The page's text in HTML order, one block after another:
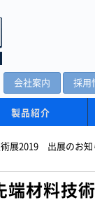
会社案内 採用
製品紹介
術展2019 出展のお知
端材料技